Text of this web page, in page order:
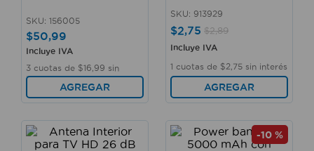
SKU: 156005
$50,99
Incluye IVA
3 cuotas de $16 99 sin
interés
AGREGAR
SKU: 913929
$2,75 $2,89
Incluye IVA
1 cuotas de $2 75 sin interés
AGREGAR
-10 %